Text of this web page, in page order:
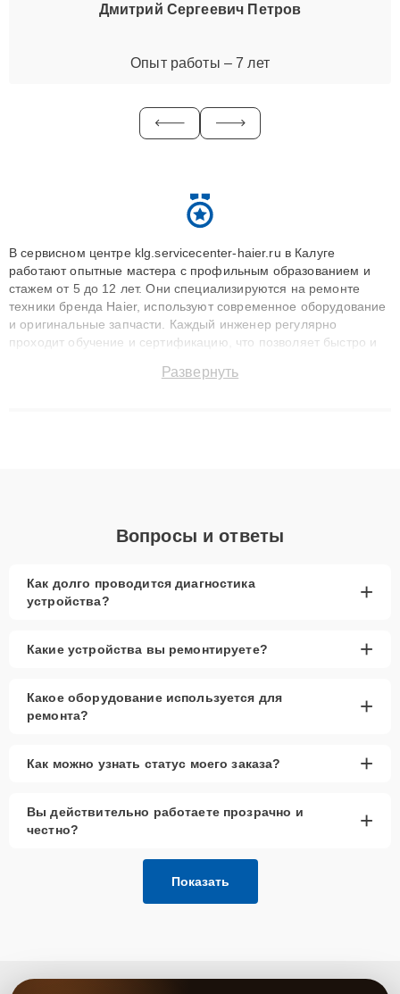
Дмитрий Сергеевич Петров
Опыт работы – 7 лет
В сервисном центре klg.servicecenter-haier.ru в Калуге
работают опытные мастера с профильным образованием и
стажем от 5 до 12 лет. Они специализируются на ремонте
техники бренда Haier, используют современное оборудование
и оригинальные запчасти. Каждый инженер регулярно
проходит обучение и сертификацию, что позволяет быстро и
сохранением гарантии до 3 лет. Наши мастера решают
Развернуть
Вопросы и ответы
Как долго проводится диагностика
устройства?
+
Какие устройства вы ремонтируете? +
Какое оборудование используется для
ремонта?
+
Как можно узнать статус моего заказа? +
Вы действительно работаете прозрачно и
честно?
+
Показать